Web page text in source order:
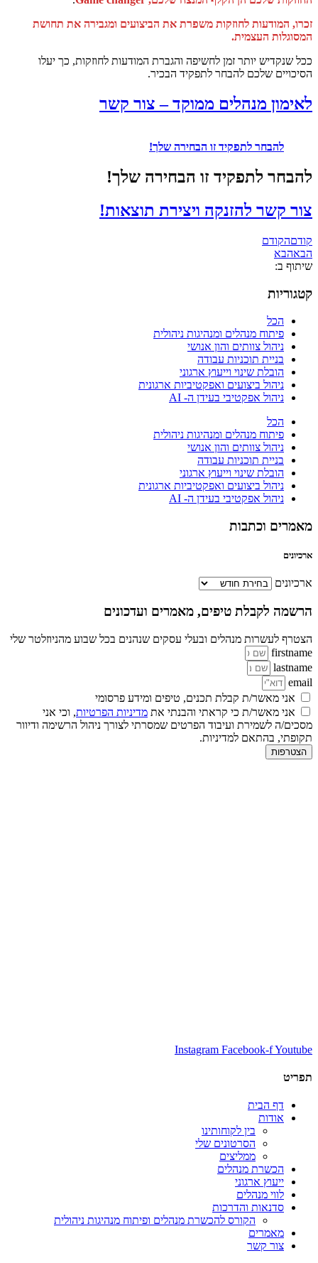
המודעות לחוזקות משפרת את הביצועים ומגבירה את תחושת
העצמית.
שנקדיש יותר זמן לחשיפה והגברת המודעות לחוזקות, כך יעלו
שלכם להבחר לתפקיד הבכיר.
מנהלים ממוקד – צור קשר
להבחר לתפקיד זו הבחירה שלך!
לתפקיד זו הבחירה שלך!
קשר להזנקה ויצירת תוצאות!
הקודם
הבא
ב:
הכל
פיתוח מנהלים ומנהיגות ניהולית
ניהול צוותים והון אנושי
בניית תוכניות עבודה
הובלת שינוי וייעוץ ארגוני
ניהול ביצועים ואפקטיביות ארגונית
ניהול אפקטיבי בעידן ה- AI
הכל
פיתוח מנהלים ומנהיגות ניהולית
ניהול צוותים והון אנושי
בניית תוכניות עבודה
הובלת שינוי וייעוץ ארגוני
ניהול ביצועים ואפקטיביות ארגונית
ניהול אפקטיבי בעידן ה- AI
וכתבות
לקבלת טיפים, מאמרים ועדכונים
לעשרות מנהלים ובעלי עסקים שנהנים בכל שבוע מהניוזלטר שלי
אני מאשר/ת קבלת תכנים, טיפים ומידע פרסומי
אני מאשר/ת כי קראתי והבנתי את מדיניות הפרטיות, וכי אני
ה לשמירת ועיבוד הפרטים שמסרתי לצורך ניהול הרשימה ודיוור
בהתאם למדיניות.
Instagram Facebook-f
דף הבית
אודות
בין לקוחותינו
הסרטונים שלי
ממליצים
הכשרת מנהלים
ייעוץ ארגוני
לווי מנהלים
סדנאות והדרכות
הקורס להכשרת מנהלים ופיתוח מנהיגות ניהולית
מאמרים
צור קשר